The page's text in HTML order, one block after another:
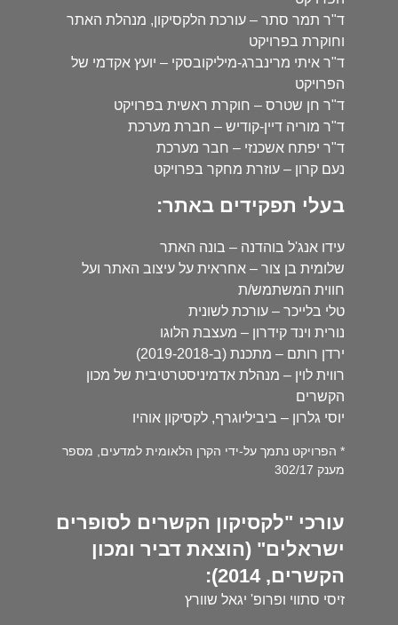
ד"ר תמר סתר – עורכת הלקסיקון, מנהלת האתר
וחוקרת בפרויקט
ד"ר איתי מרינברג-מיליקובסקי – יועץ אקדמי של
הפרויקט
ד"ר חן שטרס – חוקרת ראשית בפרויקט
ד"ר מוריה דיין-קודיש – חברת מערכת
ד"ר יפתח אשכנזי – חבר מערכת
נעם קרון – עוזרת מחקר בפרויקט
בעלי תפקידים באתר:
עידו אנג'ל בוהדנה – בונה האתר
שלומית בן צור – אחראית על עיצוב האתר ועל
חווית המשתמש/ת
טלי בלייכר – עורכת לשונית
נורית וינד קידרון – מעצבת הלוגו
ירדן רותם – מתכנת (ב-2019-2018)
רווית לוין – מנהלת אדמיניסטרטיבית של מכון
הקשרים
יוסי גלרון – ביביליוגרף, לקסיקון אוהיו
* הפרויקט נתמך על-ידי הקרן הלאומית למדעים, מספר
מענק 302/17
עורכי "לקסיקון הקשרים לסופרים
ישראלים" (הוצאת דביר ומכון
הקשרים, 2014):
זיסי סתווי ופרופ' יגאל שוורץ